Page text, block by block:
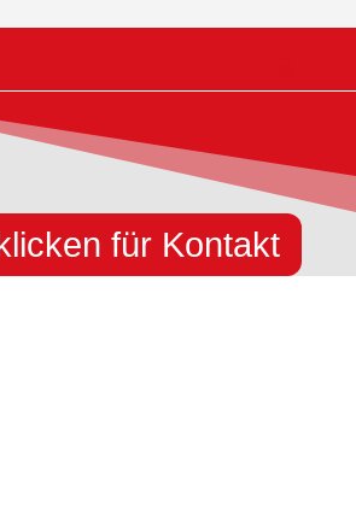
für Kontakt